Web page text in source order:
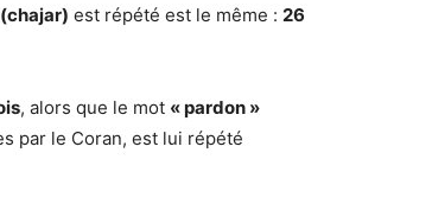
est répété est le même : 26
, alors que le mot « pardon »
par le Coran, est lui répété